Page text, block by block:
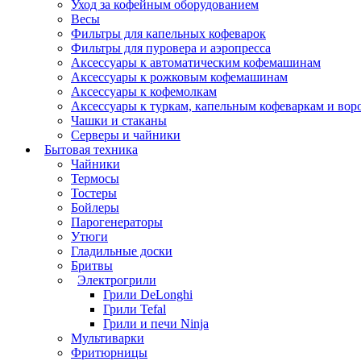
Уход за кофейным оборудованием
Весы
Фильтры для капельных кофеварок
Фильтры для пуровера и аэропресса
Аксессуары к автоматическим кофемашинам
Аксессуары к рожковым кофемашинам
Аксессуары к кофемолкам
Аксессуары к туркам, капельным кофеваркам и
Чашки и стаканы
Серверы и чайники
Бытовая техника
Чайники
Термосы
Тостеры
Бойлеры
Парогенераторы
Утюги
Гладильные доски
Бритвы
Электрогрили
Грили DeLonghi
Грили Tefal
Грили и печи Ninja
Мультиварки
Фритюрницы